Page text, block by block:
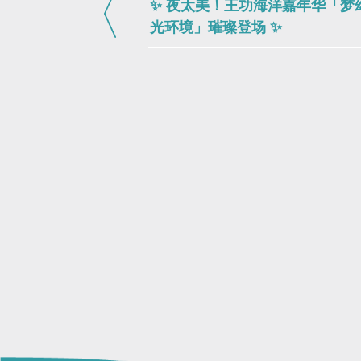
✨ 夜太美！王功海洋嘉年华「梦
光环境」璀璨登场 ✨